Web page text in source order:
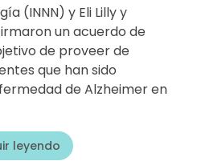
(INNN) y Eli Lilly y
un acuerdo de
de proveer de
que han sido
de Alzheimer en
leyendo